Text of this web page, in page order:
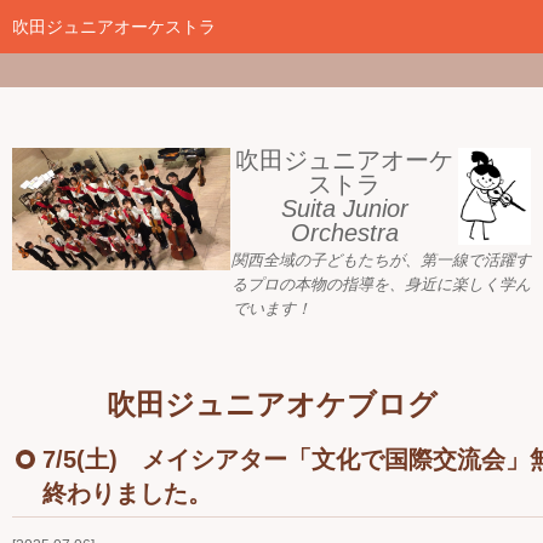
verification=nW1XDOjsXUeBk5Tr0WL2kTnlmTP78udH3yRHAbTSBv8
吹田ジュニアオーケストラ
吹田ジュニアオーケ
ストラ
Suita Junior
Orchestra
関西全域の子どもたちが、
第一線で活躍す
るプロの本物の指導を、身近に楽しく学ん
でいます！
ホーム
新着情報
活動目標
指導者ご紹介
プレジュニア クラス
練習会場
アーカイブ
吹田ジュニアオケブログ
7/5(土) メイシアター「文化で国際交流会」
終わりました。